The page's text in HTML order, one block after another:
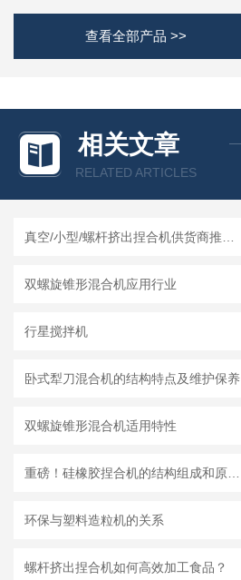
查看全部产品 >>
相关文章
RELATED ARTICLES
双螺旋锥形混合机应用行业
行星搅拌机
卧式犁刀混合机的结构特点及维护保养
双螺旋锥形混合机适用特性
环保与塑料造粒机的关系
螺杆挤出捏合机如何高效加工食品？